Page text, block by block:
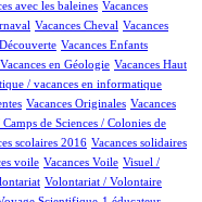
avec les baleines Vacances
Vacances Cheval Vacances
Vacances Enfants
en Géologie Vacances Haut
/ vacances en informatique
Vacances Originales Vacances
de Sciences / Colonies de
scolaires 2016 Vacances solidaires
voile Vacances Voile Visuel /
Volontariat / Volontaire